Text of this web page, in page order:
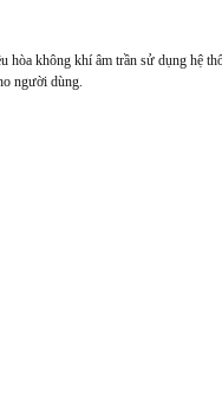
không khí âm trần sử dụng hệ
người dùng.